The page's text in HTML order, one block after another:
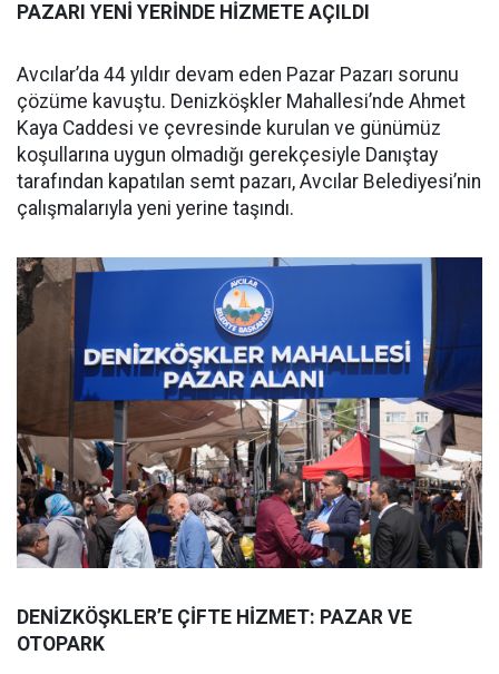
PAZARI YENİ YERİNDE HİZMETE AÇILDI
Avcılar’da 44 yıldır devam eden Pazar Pazarı sorunu
çözüme kavuştu. Denizköşkler Mahallesi’nde Ahmet
Kaya Caddesi ve çevresinde kurulan ve günümüz
koşullarına uygun olmadığı gerekçesiyle Danıştay
tarafından kapatılan semt pazarı, Avcılar Belediyesi’nin
çalışmalarıyla yeni yerine taşındı.
DENİZKÖŞKLER’E ÇİFTE HİZMET: PAZAR VE
OTOPARK